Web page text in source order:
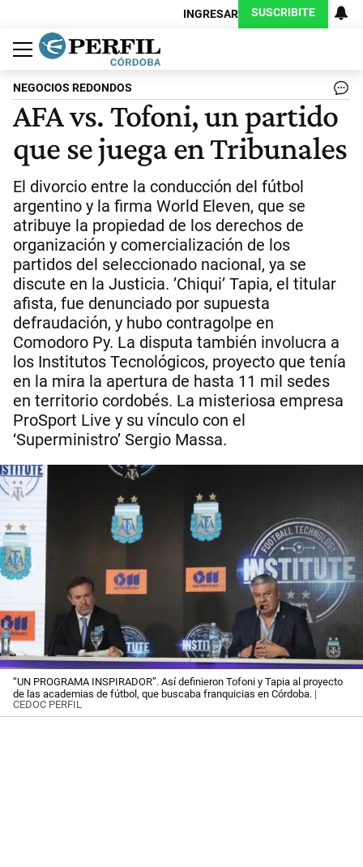
INGRESAR SUSCRIBITE
Política
Economía
Judiciales
Sociedad
Cultura
Espectáculos
Deportes
Protagonistas
NEGOCIOS REDONDOS
AFA vs. Tofoni, un partido
que se juega en Tribunales
El divorcio entre la conducción del fútbol
argentino y la firma World Eleven, que se
atribuye la propiedad de los derechos de
organización y comercialización de los
partidos del seleccionado nacional, ya se
discute en la Justicia. ’Chiqui’ Tapia, el titular
afista, fue denunciado por supuesta
defraudación, y hubo contragolpe en
Comodoro Py. La disputa también involucra a
los Institutos Tecnológicos, proyecto que tenía
en la mira la apertura de hasta 11 mil sedes
en territorio cordobés. La misteriosa empresa
ProSport Live y su vínculo con el
‘Superministro’ Sergio Massa.
“UN PROGRAMA INSPIRADOR”. Así definieron Tofoni y Tapia al proyecto
de las academias de fútbol, que buscaba franquicias en Córdoba. |
CEDOC PERFIL